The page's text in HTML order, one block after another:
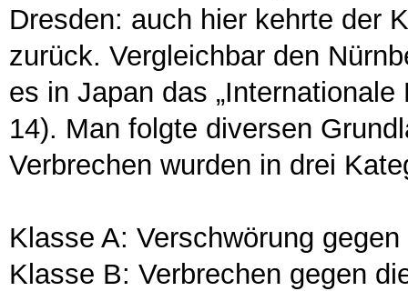
Dresden: auch hier kehrte der
zurück. Vergleichbar den
es in Japan das
14). Man folgte diversen
Verbrechen wurden in drei
Klasse A: Verschwörung
Klasse B: Verbrechen gegen